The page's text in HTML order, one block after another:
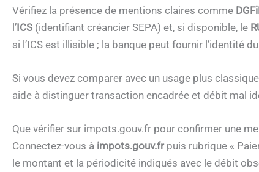
Vérifiez la présence de mentions claires comme
l’ICS (identifiant créancier SEPA) et, si disponible, le
si l’ICS est illisible ; la banque peut fournir l’identité
Si vous devez comparer avec un usage plus
aide à distinguer transaction encadrée et débit mal
Que vérifier sur impots.gouv.fr pour confirmer une
Connectez-vous à impots.gouv.frpuis rubrique «
le montant et la périodicité indiqués avec le débit